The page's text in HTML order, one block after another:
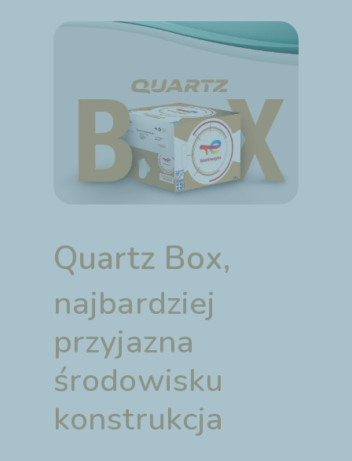
Quartz Box,
najbardziej
przyjazna
środowisku
konstrukcja